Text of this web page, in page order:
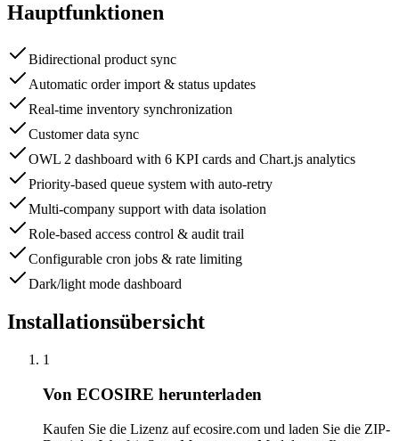
Hauptfunktionen
Bidirectional product sync
Automatic order import & status updates
Real-time inventory synchronization
Customer data sync
OWL 2 dashboard with 6 KPI cards and Chart.js analytics
Priority-based queue system with auto-retry
Multi-company support with data isolation
Role-based access control & audit trail
Configurable cron jobs & rate limiting
Dark/light mode dashboard
Installationsübersicht
1
Von ECOSIRE herunterladen
Kaufen Sie die Lizenz auf ecosire.com und laden Sie die ZIP-